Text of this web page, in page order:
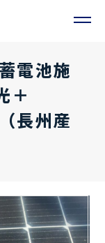
電池施
＋
長州産